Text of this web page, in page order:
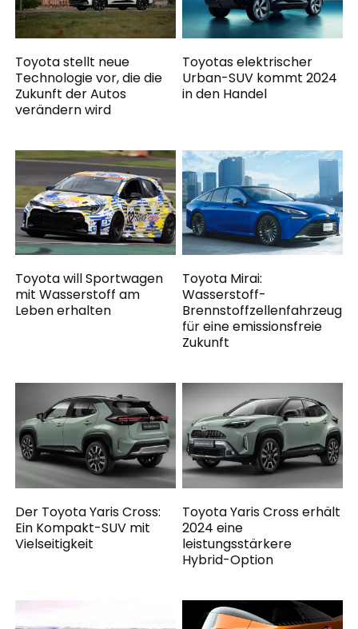
Toyota stellt neue
Technologie vor, die die
Zukunft der Autos
verändern wird
Toyotas elektrischer
Urban-SUV kommt 2024
in den Handel
Toyota will Sportwagen
mit Wasserstoff am
Leben erhalten
Toyota Mirai:
Wasserstoff-
Brennstoffzellenfahrzeug
für eine emissionsfreie
Zukunft
Der Toyota Yaris Cross:
Ein Kompakt-SUV mit
Vielseitigkeit
Toyota Yaris Cross erhält
2024 eine
leistungsstärkere
Hybrid-Option